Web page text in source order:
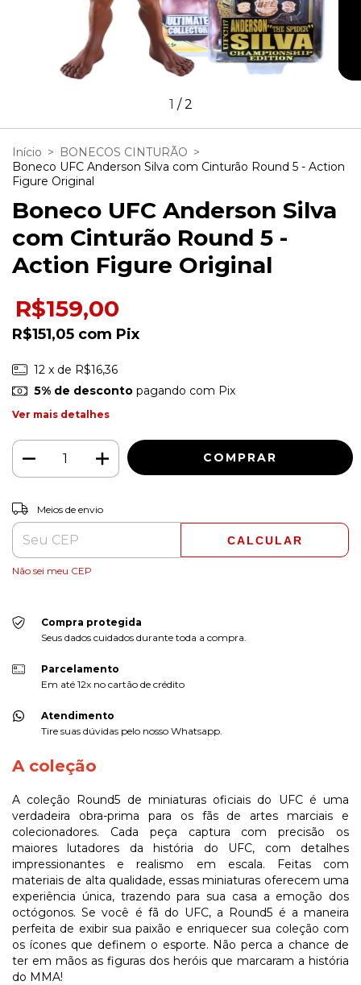
1 /2
Início > BONECOS CINTURÃO >
Boneco UFC Anderson Silva com Cinturão Round 5 - Action
Figure Original
Boneco UFC Anderson Silva
com Cinturão Round 5 -
Action Figure Original
R$159,00
R$151,05 com Pix
12 x de R$16,36
5% de descontopagando com Pix
Ver mais detalhes
Entregas para o CEP:
Meios de envio
CALCULAR
Não sei meu CEP
Compra protegida
Seus dados cuidados durante toda a compra.
Parcelamento
Em até 12x no cartão de crédito
Atendimento
Tire suas dúvidas pelo nosso Whatsapp.
A coleção
A coleção Round5 de miniaturas oficiais do UFC é uma
verdadeira obra-prima para os fãs de artes marciais e
colecionadores. Cada peça captura com precisão os
maiores lutadores da história do UFC, com detalhes
impressionantes e realismo em escala. Feitas com
materiais de alta qualidade, essas miniaturas oferecem uma
experiência única, trazendo para sua casa a emoção dos
octógonos. Se você é fã do UFC, a Round5 é a maneira
perfeita de exibir sua paixão e enriquecer sua coleção com
os ícones que definem o esporte. Não perca a chance de
ter em mãos as figuras dos heróis que marcaram a história
do MMA!